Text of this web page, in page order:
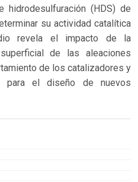
hidrodesulfuración (HDS) de
su actividad catalítica
revela el impacto de la
de las aleaciones
de los catalizadores y
para el diseño de nuevos